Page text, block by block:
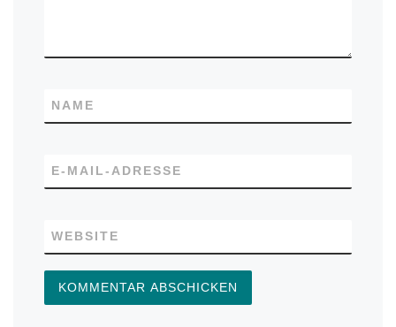
NAME
E-MAIL-ADRESSE
WEBSITE